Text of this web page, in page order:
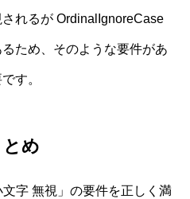
れるが OrdinalIgnoreCase
ため、そのような要件があ
す。
とめ
文字 無視」の要件を正しく満